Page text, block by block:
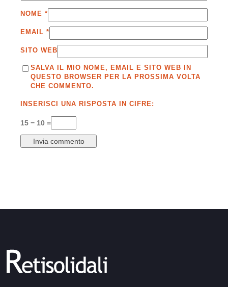
NOME *
EMAIL *
SITO WEB
SALVA IL MIO NOME, EMAIL E SITO WEB IN
QUESTO BROWSER PER LA PROSSIMA VOLTA
CHE COMMENTO.
INSERISCI UNA RISPOSTA IN CIFRE:
15 − 10 =